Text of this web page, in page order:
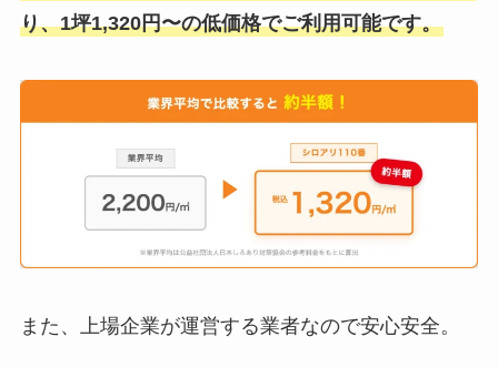
り、1坪1,320円〜の低価格でご利用可能です。
また、上場企業が運営する業者なので安心安全。